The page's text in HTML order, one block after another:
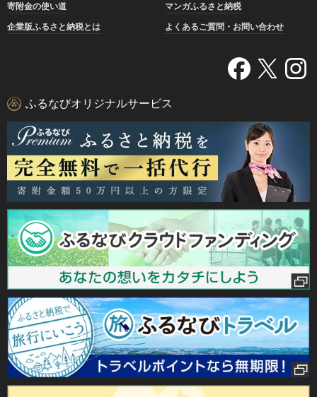
寄附金の使い道
マンガふるさと納税
企業版ふるさと納税とは
よくあるご質問・お問い合わせ
ふるなびオリジナルサービス